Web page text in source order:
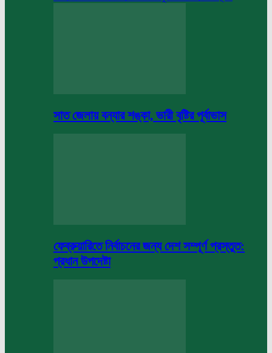
সাত জেলায় বন্যার শঙ্কা, ভারী বৃষ্টির পূর্বাভাস
ফেব্রুয়ারিতে নির্বাচনের জন্য দেশ সম্পূর্ণ প্রস্তুত:
প্রধান উপদেষ্টা